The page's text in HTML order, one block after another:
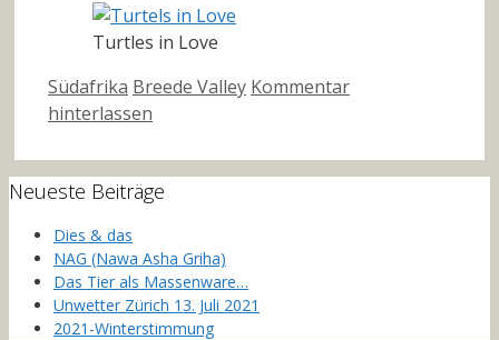
Turtles in Love
Kategorien
Südafrika Schlagwörter
Breede Valley Kommentar
hinterlassen
Neueste Beiträge
Dies & das
NAG (Nawa Asha Griha)
Das Tier als Massenware…
Unwetter Zürich 13. Juli 2021
2021-Winterstimmung